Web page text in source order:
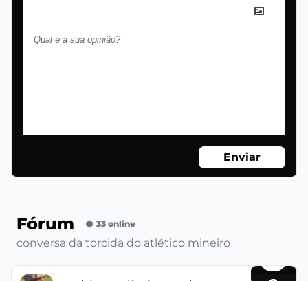
Enviar
Fórum 33 online
conversa da torcida do atlético mineiro